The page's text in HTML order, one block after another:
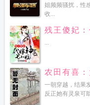
姐频频骚扰，性
收...
残王傻妃
...
农田有喜
一朝穿越，结果
反正她有灵泉可